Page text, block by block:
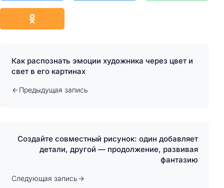
Как распознать эмоции художника через цвет и
свет в его картинах
Предыдущая запись
Создайте совместный рисунок: один добавляет
детали, другой — продолжение, развивая
фантазию
Следующая запись